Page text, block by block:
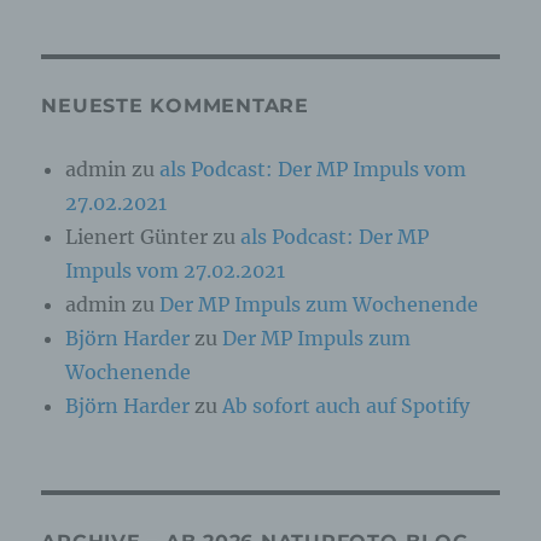
NEUESTE KOMMENTARE
admin zu als Podcast: Der MP Impuls vom
27.02.2021
Lienert Günter zu als Podcast: Der MP
Impuls vom 27.02.2021
admin zu Der MP Impuls zum Wochenende
Björn Harder zu Der MP Impuls zum
Wochenende
Björn Harder zuAb sofort auch auf Spotify
physischen, physiologischen, genetischen,
sozialen Identität dieser natürlichen Person
b) betroffene Person
Betroffene Person ist jede identifizierte oder
identifizierbare natürliche Person, deren
personenbezogene Daten von dem für die
Verarbeitung Verantwortlichen verarbeitet
werden.
c) Verarbeitung
automatisierter Verfahren ausgeführte Vorgang